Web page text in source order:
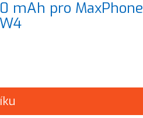
mAh pro MaxPhone